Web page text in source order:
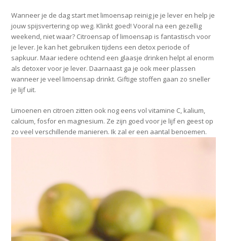
Wanneer je de dag start met limoensap reinig je je lever en help je
jouw spijsvertering op weg. Klinkt goed! Vooral na een gezellig
weekend, niet waar? Citroensap of limoensap is fantastisch voor
je lever. Je kan het gebruiken tijdens een detox periode of
sapkuur. Maar iedere ochtend een glaasje drinken helpt al enorm
als detoxer voor je lever. Daarnaast ga je ook meer plassen
wanneer je veel limoensap drinkt. Giftige stoffen gaan zo sneller
je lijf uit.
Limoenen en citroen zitten ook nog eens vol vitamine C, kalium,
calcium, fosfor en magnesium. Ze zijn goed voor je lijf en geest op
zo veel verschillende manieren. Ik zal er een aantal benoemen.